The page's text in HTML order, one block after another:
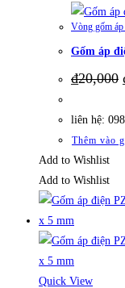
Vòng gốm áp
Gốm áp
₫20,000
liên hệ:
Thêm vào
Add to Wishlist
Add to Wishlist
Quick View